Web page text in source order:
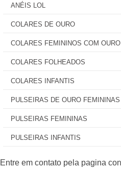
ANÉIS LOL
COLARES DE OURO
COLARES FEMININOS COM OURO
COLARES FOLHEADOS
COLARES INFANTIS
PULSEIRAS DE OURO FEMININAS
PULSEIRAS FEMININAS
PULSEIRAS INFANTIS